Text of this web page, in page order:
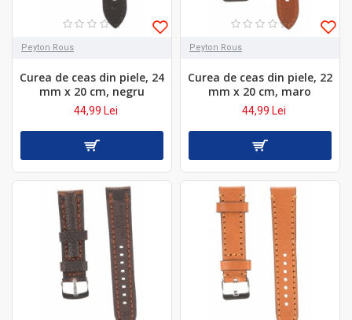
Peyton Rous
Curea de ceas din piele, 24
mm x 20 cm, negru
44,99 Lei
Peyton Rous
Curea de ceas din piele, 22
mm x 20 cm, maro
44,99 Lei